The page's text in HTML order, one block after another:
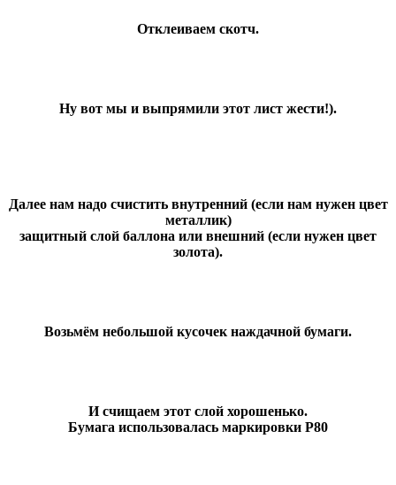
Отклеиваем скотч.
Ну вот мы и выпрямили этот лист жести!).
Далее нам надо счистить внутренний (если нам нужен цвет
металлик)
защитный слой баллона или внешний (если нужен цвет
золота).
Возьмём небольшой кусочек наждачной бумаги.
И счищаем этот слой хорошенько.
Бумага использовалась маркировки Р80